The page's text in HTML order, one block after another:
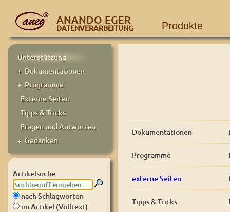
ANANDO EGER
DATENVERARBEITUNG Produkte
Unterstützung
+ Dokumentationen
+ Programme
Externe Seiten
Tipps & Tricks
Fragen und Antworten
+ Gedanken
Artikelsuche
nach Schlagworten
im Artikel (Volltext)
Dokumentationen
Programme
externe Seiten
Tipps & Tricks